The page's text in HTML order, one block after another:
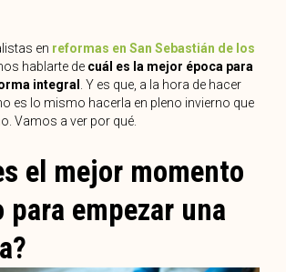
en reformas en San Sebastián de los
hablarte de cuál es la mejor época para
integral
. Y es que, a la hora de hacer
es lo mismo hacerla en pleno invierno que
Vamos a ver por qué.
el mejor momento
para empezar una